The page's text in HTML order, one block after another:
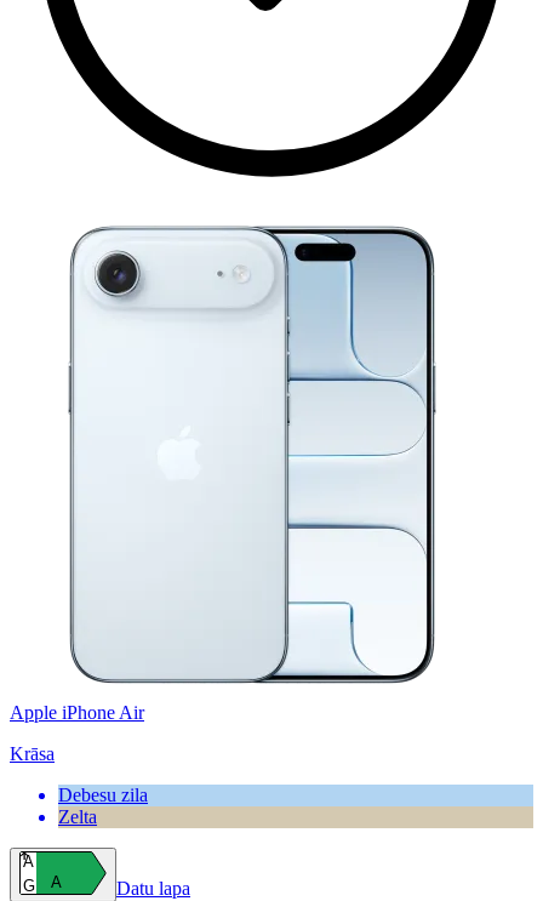
Apple iPhone Air
Krāsa
Debesu zila
Zelta
A
G
A Datu lapa